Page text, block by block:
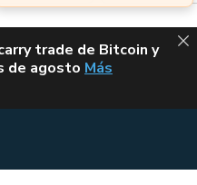
trade de Bitcoin y
de agosto VUELVE EL
Más